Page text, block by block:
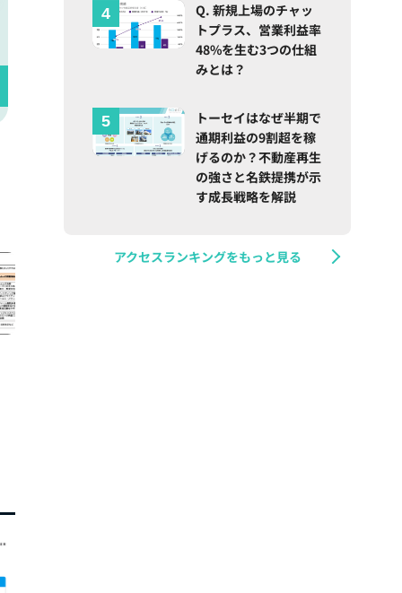
Q. 新規上場のチャッ
トプラス、営業利益率
48%を生む3つの仕組
みとは？
トーセイはなぜ半期で
通期利益の9割超を稼
げるのか？不動産再生
の強さと名鉄提携が示
す成長戦略を解説
アクセスランキングをもっと見る